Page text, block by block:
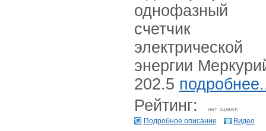
однофазный
счетчик
электрической
энергии
202.5
Рейтинг:
Подробное описание Видео